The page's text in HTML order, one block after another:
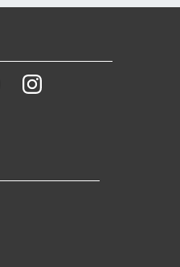
YoutubeInstagram